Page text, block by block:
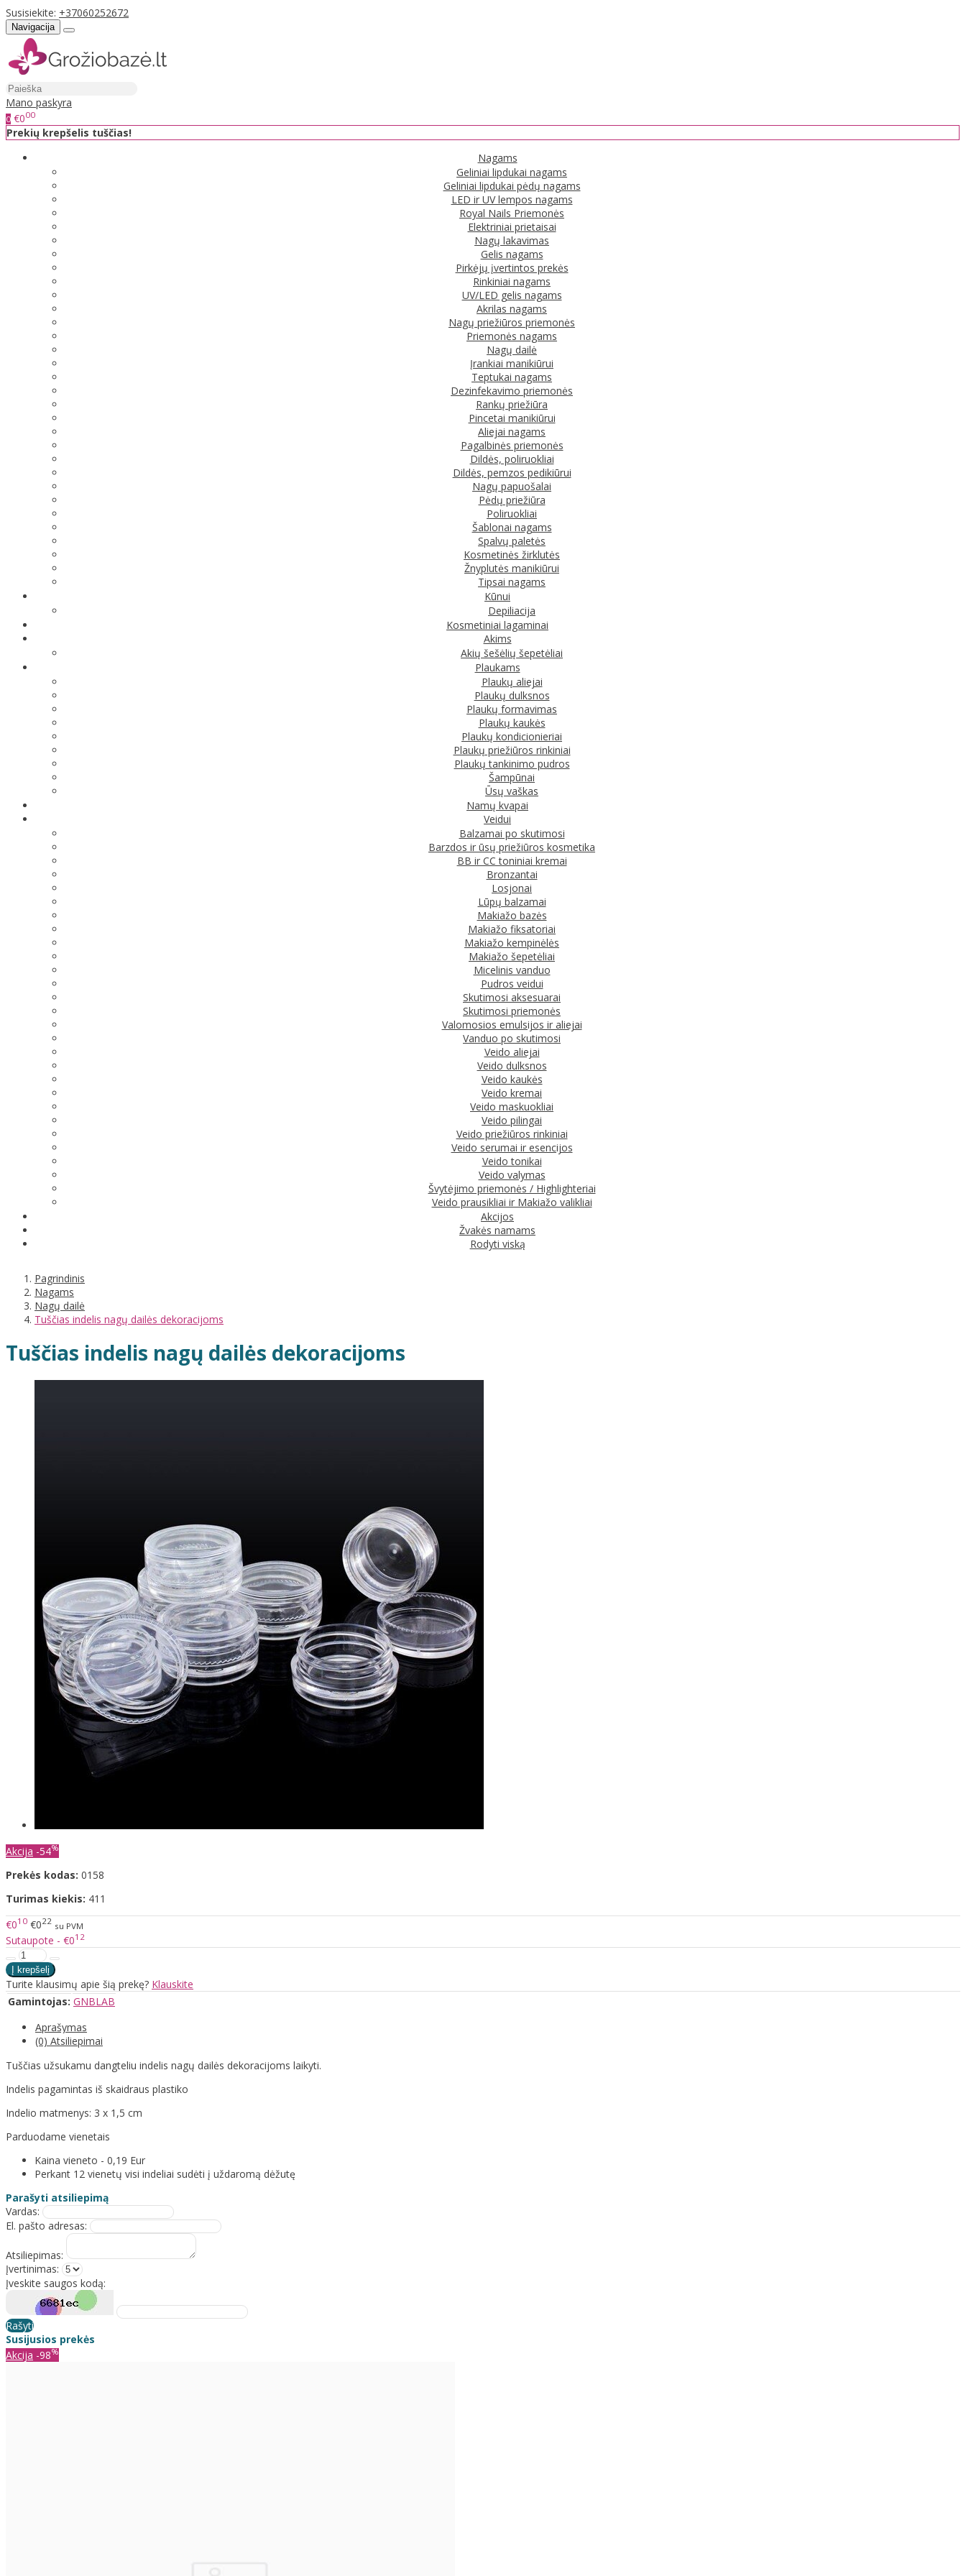
Susisiekite: +37060252672
Navigacija
Mano paskyra
0 €000
Prekių krepšelis tuščias!
Nagams
Geliniai lipdukai nagams
Geliniai lipdukai pėdų nagams
LED ir UV lempos nagams
Royal Nails Priemonės
Elektriniai prietaisai
Nagų lakavimas
Gelis nagams
Pirkėjų įvertintos prekės
Rinkiniai nagams
UV/LED gelis nagams
Akrilas nagams
Nagų priežiūros priemonės
Priemonės nagams
Nagų dailė
Įrankiai manikiūrui
Teptukai nagams
Dezinfekavimo priemonės
Rankų priežiūra
Pincetai manikiūrui
Aliejai nagams
Pagalbinės priemonės
Dildės, poliruokliai
Dildės, pemzos pedikiūrui
Nagų papuošalai
Pėdų priežiūra
Poliruokliai
Šablonai nagams
Spalvų paletės
Kosmetinės žirklutės
Žnyplutės manikiūrui
Tipsai nagams
Kūnui
Depiliacija
Kosmetiniai lagaminai
Akims
Akių šešėlių šepetėliai
Plaukams
Plaukų aliejai
Plaukų dulksnos
Plaukų formavimas
Plaukų kaukės
Plaukų kondicionieriai
Plaukų priežiūros rinkiniai
Plaukų tankinimo pudros
Šampūnai
Ūsų vaškas
Namų kvapai
Veidui
Balzamai po skutimosi
Barzdos ir ūsų priežiūros kosmetika
BB ir CC toniniai kremai
Bronzantai
Losjonai
Lūpų balzamai
Makiažo bazės
Makiažo fiksatoriai
Makiažo kempinėlės
Makiažo šepetėliai
Micelinis vanduo
Pudros veidui
Skutimosi aksesuarai
Skutimosi priemonės
Valomosios emulsijos ir aliejai
Vanduo po skutimosi
Veido aliejai
Veido dulksnos
Veido kaukės
Veido kremai
Veido maskuokliai
Veido pilingai
Veido priežiūros rinkiniai
Veido serumai ir esencijos
Veido tonikai
Veido valymas
Švytėjimo priemonės / Highlighteriai
Veido prausikliai ir Makiažo valikliai
Akcijos
Žvakės namams
Rodyti viską
Pagrindinis
Nagams
Nagų dailė
Tuščias indelis nagų dailės dekoracijoms
Tuščias indelis nagų dailės dekoracijoms
Akcija -54%
Prekės kodas: 0158
Turimas kiekis: 411
€010 €022 su PVM
Sutaupote - €012
Turite klausimų apie šią prekę? Klauskite
Gamintojas: GNBLAB
Aprašymas
(0) Atsiliepimai
Tuščias užsukamu dangteliu indelis nagų dailės dekoracijoms laikyti.
Indelis pagamintas iš skaidraus plastiko
Indelio matmenys: 3 x 1,5 cm
Parduodame vienetais
Kaina vieneto - 0,19 Eur
Perkant 12 vienetų visi indeliai sudėti į uždaromą dėžutę
Parašyti atsiliepimą
Vardas:
El. pašto adresas:
Atsiliepimas:
Įvertinimas:
Įveskite saugos kodą:
Rašyti
Susijusios prekės
Akcija -98%